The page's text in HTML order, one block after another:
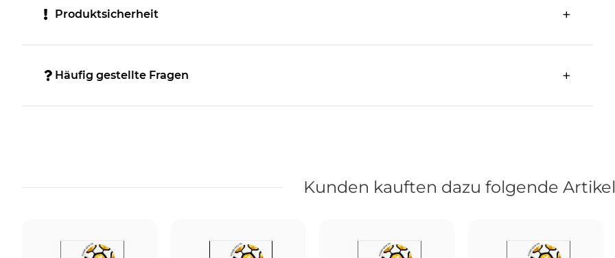
Produktsicherheit
Häufig gestellte Fragen
Kunden kauften dazu folgende